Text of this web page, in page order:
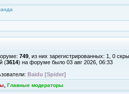
749 , из них зарегистрированных: 1, 0
(3614) на форуме было 03 авг 2026, 06:33
Baidu [Spider]
Главные модераторы